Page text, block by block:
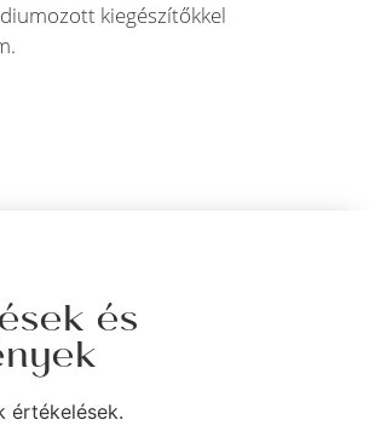
kiegészítőkkel
és
értékelések.